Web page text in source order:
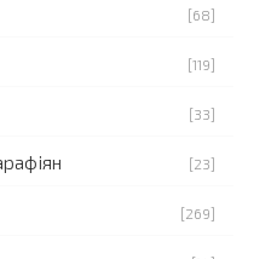
[68]
[119]
[33]
[23]
[269]